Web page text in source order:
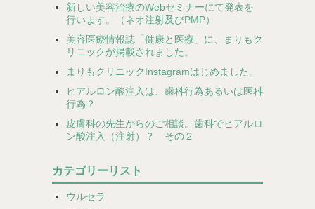
新しい美容治療のWebセミナーにて発表を
行います。（ネオ注射及びPMP）
美容医療情報誌「健康と医療」に、まりもク
リニックが掲載されました。
まりもクリニックInstagramはじめました。
ヒアルロン酸注入は、歯科行為あるいは医科
行為？
皮膚科の先生からのご相談。歯科でヒアルロ
ン酸注入（注射）？ その２
カテゴリーリスト
ウルセラ